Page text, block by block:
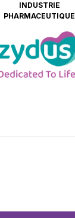
INDUSTRIE
PHARMACEUTIQUE